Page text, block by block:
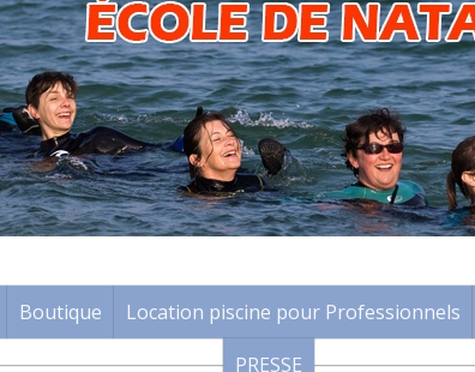
Boutique Location piscine pour Professionnels
PRESSE